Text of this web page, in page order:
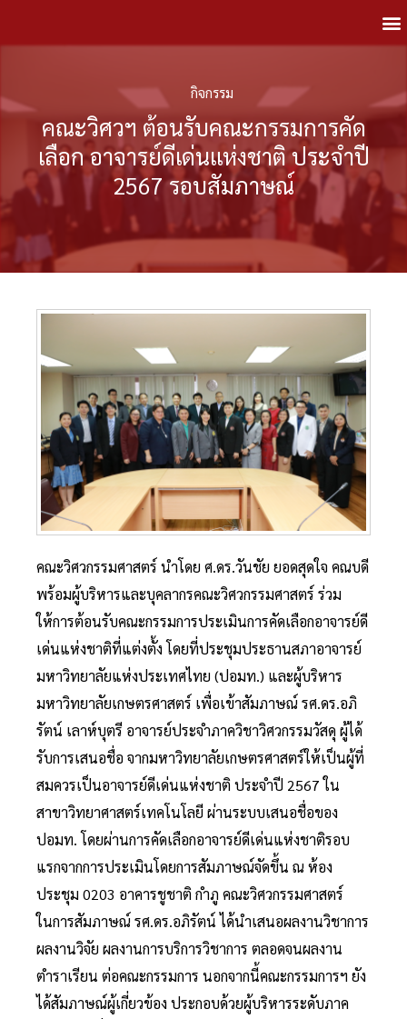
กิจกรรม
คณะวิศวฯ ต้อนรับคณะกรรมการคัด
เลือก อาจารย์ดีเด่นแห่งชาติ ประจำปี
2567 รอบสัมภาษณ์
คณะวิศวกรรมศาสตร์ นำโดย ศ.ดร.วันชัย ยอดสุดใจ คณบดี
พร้อมผู้บริหารและบุคลากรคณะวิศวกรรมศาสตร์ ร่วม
ให้การต้อนรับคณะกรรมการประเมินการคัดเลือกอาจารย์ดี
เด่นแห่งชาติที่แต่งตั้ง โดยที่ประชุมประธานสภาอาจารย์
มหาวิทยาลัยแห่งประเทศไทย (ปอมท.) และผู้บริหาร
มหาวิทยาลัยเกษตรศาสตร์ เพื่อเข้าสัมภาษณ์ รศ.ดร.อภิ
รัตน์ เลาห์บุตรี อาจารย์ประจำภาควิชาวิศวกรรมวัสดุ ผู้ได้
รับการเสนอชื่อ จากมหาวิทยาลัยเกษตรศาสตร์ให้เป็นผู้ที่
สมควรเป็นอาจารย์ดีเด่นแห่งชาติ ประจำปี 2567 ใน
สาขาวิทยาศาสตร์เทคโนโลยี ผ่านระบบเสนอชื่อของ
ปอมท. โดยผ่านการคัดเลือกอาจารย์ดีเด่นแห่งชาติรอบ
แรกจากการประเมินโดยการสัมภาษณ์จัดขึ้น ณ ห้อง
ประชุม 0203 อาคารชูชาติ กำภู คณะวิศวกรรมศาสตร์
ในการสัมภาษณ์ รศ.ดร.อภิรัตน์ ได้นำเสนอผลงานวิชาการ
ผลงานวิจัย ผลงานการบริการวิชาการ ตลอดจนผลงาน
ตำราเรียน ต่อคณะกรรมการ นอกจากนี้คณะกรรมการฯ ยัง
ได้สัมภาษณ์ผู้เกี่ยวข้อง ประกอบด้วยผู้บริหารระดับภาค